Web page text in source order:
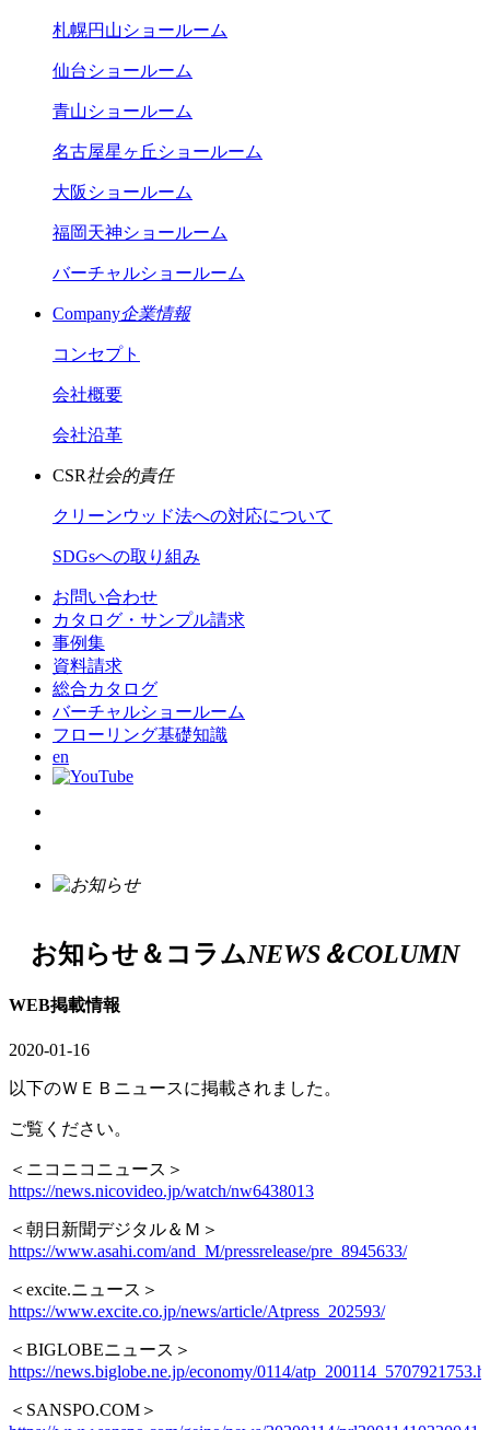
札幌円山ショールーム
仙台ショールーム
青山ショールーム
名古屋星ヶ丘ショールーム
大阪ショールーム
福岡天神ショールーム
バーチャルショールーム
Company企業情報
コンセプト
会社概要
会社沿革
CSR社会的責任
クリーンウッド法への対応について
SDGsへの取り組み
お問い合わせ
カタログ・サンプル請求
事例集
資料請求
総合カタログ
バーチャルショールーム
フローリング基礎知識
en
お知らせ＆コラムNEWS＆COLUMN
WEB掲載情報
2020-01-16
以下のＷＥＢニュースに掲載されました。
ご覧ください。
＜ニコニコニュース＞
https://news.nicovideo.jp/watch/nw6438013
＜朝日新聞デジタル＆Ｍ＞
https://www.asahi.com/and_M/pressrelease/pre_8945633/
＜excite.ニュース＞
https://www.excite.co.jp/news/article/Atpress_202593/
＜BIGLOBEニュース＞
https://news.biglobe.ne.jp/economy/0114/
＜SANSPO.COM＞